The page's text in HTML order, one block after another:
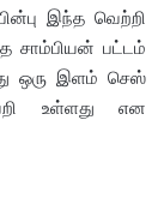
இந்த வெற்றி
சாம்பியன் பட்டம்
ஒரு இளம் செஸ்
உள்ளது என